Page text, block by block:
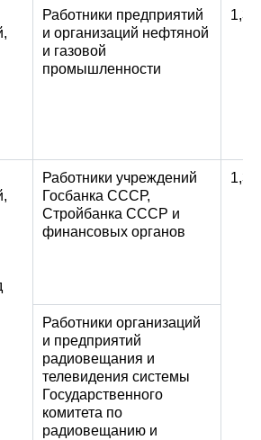
Работники предприятий
и организаций нефтяной
и газовой
промышленности
1,3
Работники учреждений
Госбанка СССР,
Стройбанка СССР и
финансовых органов
1,3
Работники организаций
и предприятий
радиовещания и
телевидения системы
Государственного
комитета по
радиовещанию и